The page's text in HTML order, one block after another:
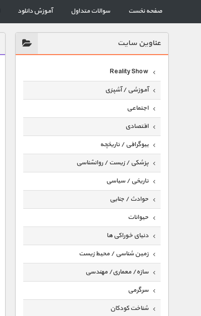
صفحه نخست سوالات متداول آموزش دانلود
عناوين سايت
Reality Show
آموزشی / آشپزی
اجتماعی
اقتصادی
بیوگرافی / تاریخچه
پزشکی / زیست / روانشناسی
تاریخی / سیاسی
حوادث / جنایی
حیوانات
دنیای خوراکی ها
زمین شناسی / محیط زیست
سازه/ معماری/ مهندسی
سرگرمی
شناخت کودکان